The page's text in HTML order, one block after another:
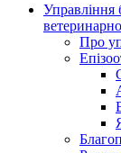
Управління
Про